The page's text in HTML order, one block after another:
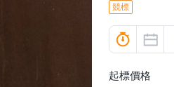
競標
起標價格